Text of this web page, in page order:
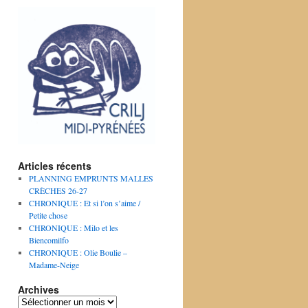
Articles récents
PLANNING EMPRUNTS MALLES
CRÈCHES 26-27
CHRONIQUE : Et si l’on s’aime /
Petite chose
CHRONIQUE : Milo et les
Biencomilfo
CHRONIQUE : Olie Boulie –
Madame-Neige
Archives
Archives